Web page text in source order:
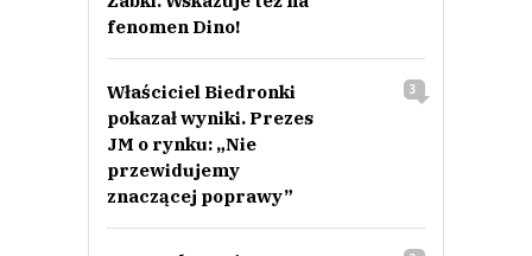
fenomen Dino!
Właściciel Biedronki
pokazał wyniki. Prezes
JM o rynku: „Nie
przewidujemy
znaczącej poprawy”
3